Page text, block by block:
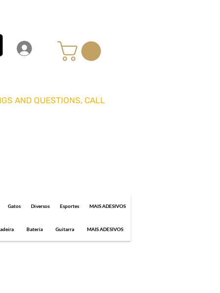
AND QUESTIONS, CALL
Gatos Diversos Esportes MAIS ADESIVOS
Bateria Guitarra MAIS ADESIVOS